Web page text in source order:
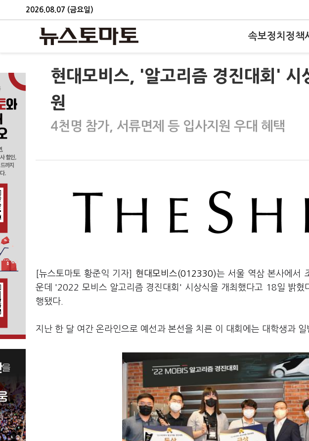
2026.08.07 (금요일)
속보정치 정책
현대모비스, '알고리즘 경진대회'
원
4천명 참가, 서류면제 등 입사지원 우대 혜택
[뉴스토마토 황준익 기자] 현대모비스(012330)는 서울 역삼 본사에서
운데 '2022 모비스 알고리즘 경진대회' 시상식을 개최했다고 18일 밝혔
행됐다.
지난 한 달 여간 온라인으로 예선과 본선을 치른 이 대회에는 대학생과